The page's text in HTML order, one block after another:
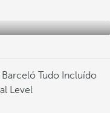
Tudo Incluído
Level